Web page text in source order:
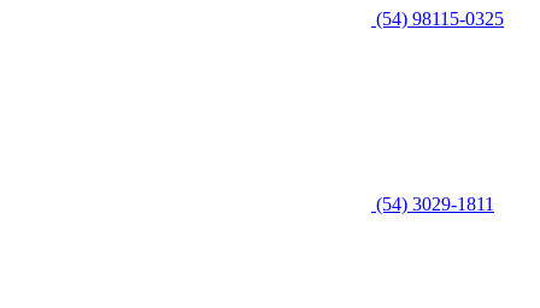
(54) 98115-0325
(54) 3029-1811